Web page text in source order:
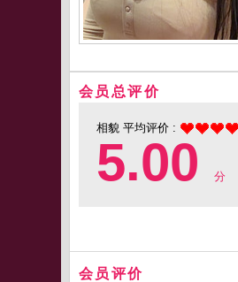
会员总评价
相貌 平均评价 :
5.00 分
会员评价